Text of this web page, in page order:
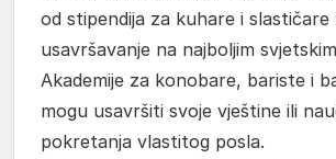
od stipendija za kuhare i slastičare
usavršavanje na najboljim
Akademije za konobare, bariste i
mogu usavršiti svoje vještine ili
pokretanja vlastitog posla.